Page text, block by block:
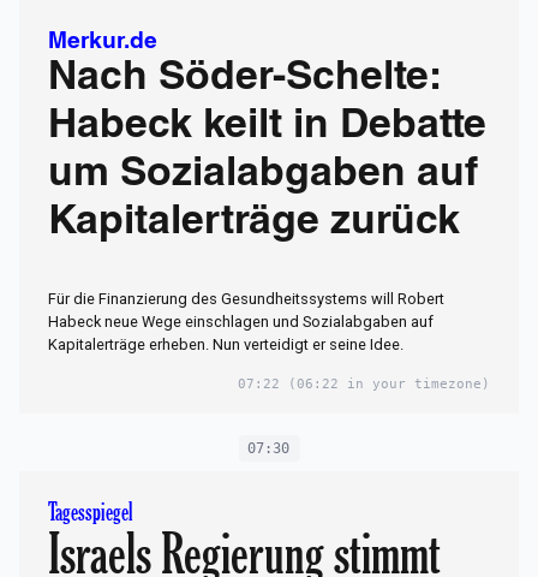
Merkur.de
Nach Söder-Schelte:
Habeck keilt in Debatte
um Sozialabgaben auf
Kapitalerträge zurück
Für die Finanzierung des Gesundheitssystems will Robert
Habeck neue Wege einschlagen und Sozialabgaben auf
Kapitalerträge erheben. Nun verteidigt er seine Idee.
07:22 (06:22 in your timezone)
07:30
Tagesspiegel
Israels Regierung stimmt